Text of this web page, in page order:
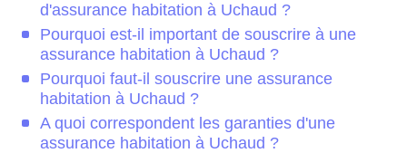
d'assurance habitation à Uchaud ?
Pourquoi est-il important de souscrire à une
assurance habitation à Uchaud ?
Pourquoi faut-il souscrire une assurance
habitation à Uchaud ?
A quoi correspondent les garanties d'une
assurance habitation à Uchaud ?